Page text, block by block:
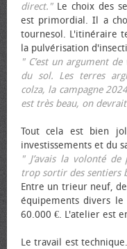
direct."Le choix des
est primordial. Il a
tournesol. L'itinéraire
la pulvérisation
" C’est un argument
du sol. Les terres
colza, la campagne
est très beau, on
Tout cela est bien
investissements et du
" J’avais la volonté
trop sortir des sentiers
Entre un trieur neuf,
équipements divers
60.000 €. L'atelier est
Le travail est